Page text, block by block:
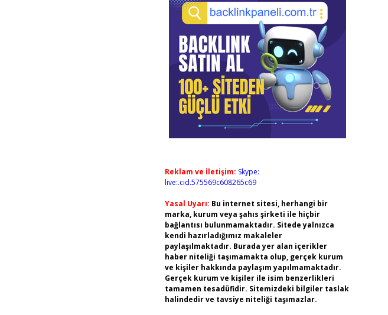
Reklam ve İletişim: Skype:
live:.cid.575569c608265c69
Yasal Uyarı: Bu internet sitesi, herhangi bir
marka, kurum veya şahıs şirketi ile hiçbir
bağlantısı bulunmamaktadır. Sitede yalnızca
kendi hazırladığımız makaleler
paylaşılmaktadır. Burada yer alan içerikler
haber niteliği taşımamakta olup, gerçek kurum
ve kişiler hakkında paylaşım yapılmamaktadır.
Gerçek kurum ve kişiler ile isim benzerlikleri
tamamen tesadüfidir. Sitemizdeki bilgiler taslak
halindedir ve tavsiye niteliği taşımazlar.